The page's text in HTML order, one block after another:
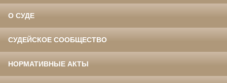
О СУДЕ
СУДЕЙСКОЕ СООБЩЕСТВО
НОРМАТИВНЫЕ АКТЫ